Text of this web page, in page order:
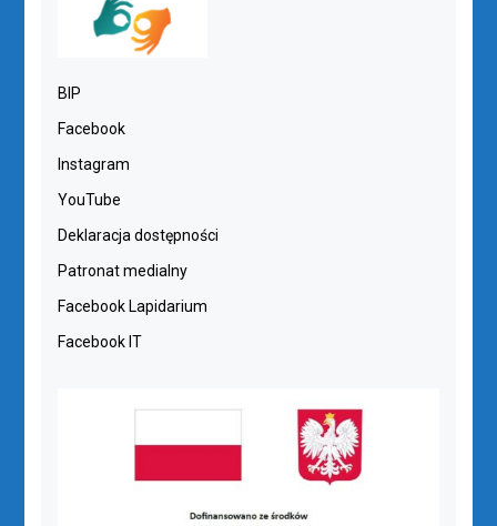
BIP
Facebook
Instagram
YouTube
Deklaracja dostępności
Patronat medialny
Facebook Lapidarium
Facebook IT